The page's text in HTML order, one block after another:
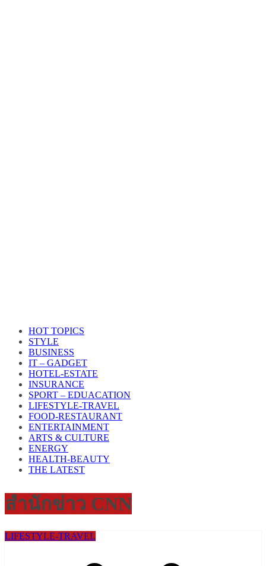
HOT TOPICS
STYLE
BUSINESS
IT – GADGET
HOTEL-ESTATE
INSURANCE
SPORT – EDUACATION
LIFESTYLE​-TRAVEL​
FOOD-RESTAURANT
ENTERTAINMENT
ARTS & CULTURE
ENERGY
HEALTH​-BEAUTY
THE LATEST
สำนักข่าว CNN
LIFESTYLE​-TRAVEL​